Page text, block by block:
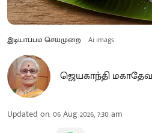
இடியாப்பம் செய்முறை Ai imags
ஜெயகாந்தி
Updated on:06 Aug 2026, 7:30 am